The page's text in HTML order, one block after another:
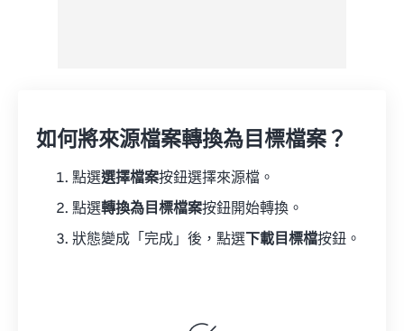
如何將來源檔案轉換為目標檔案？
點選選擇檔案按鈕選擇來源檔。
點選轉換為目標檔案按鈕開始轉換。
狀態變成「完成」後，點選 下載目標檔按鈕。